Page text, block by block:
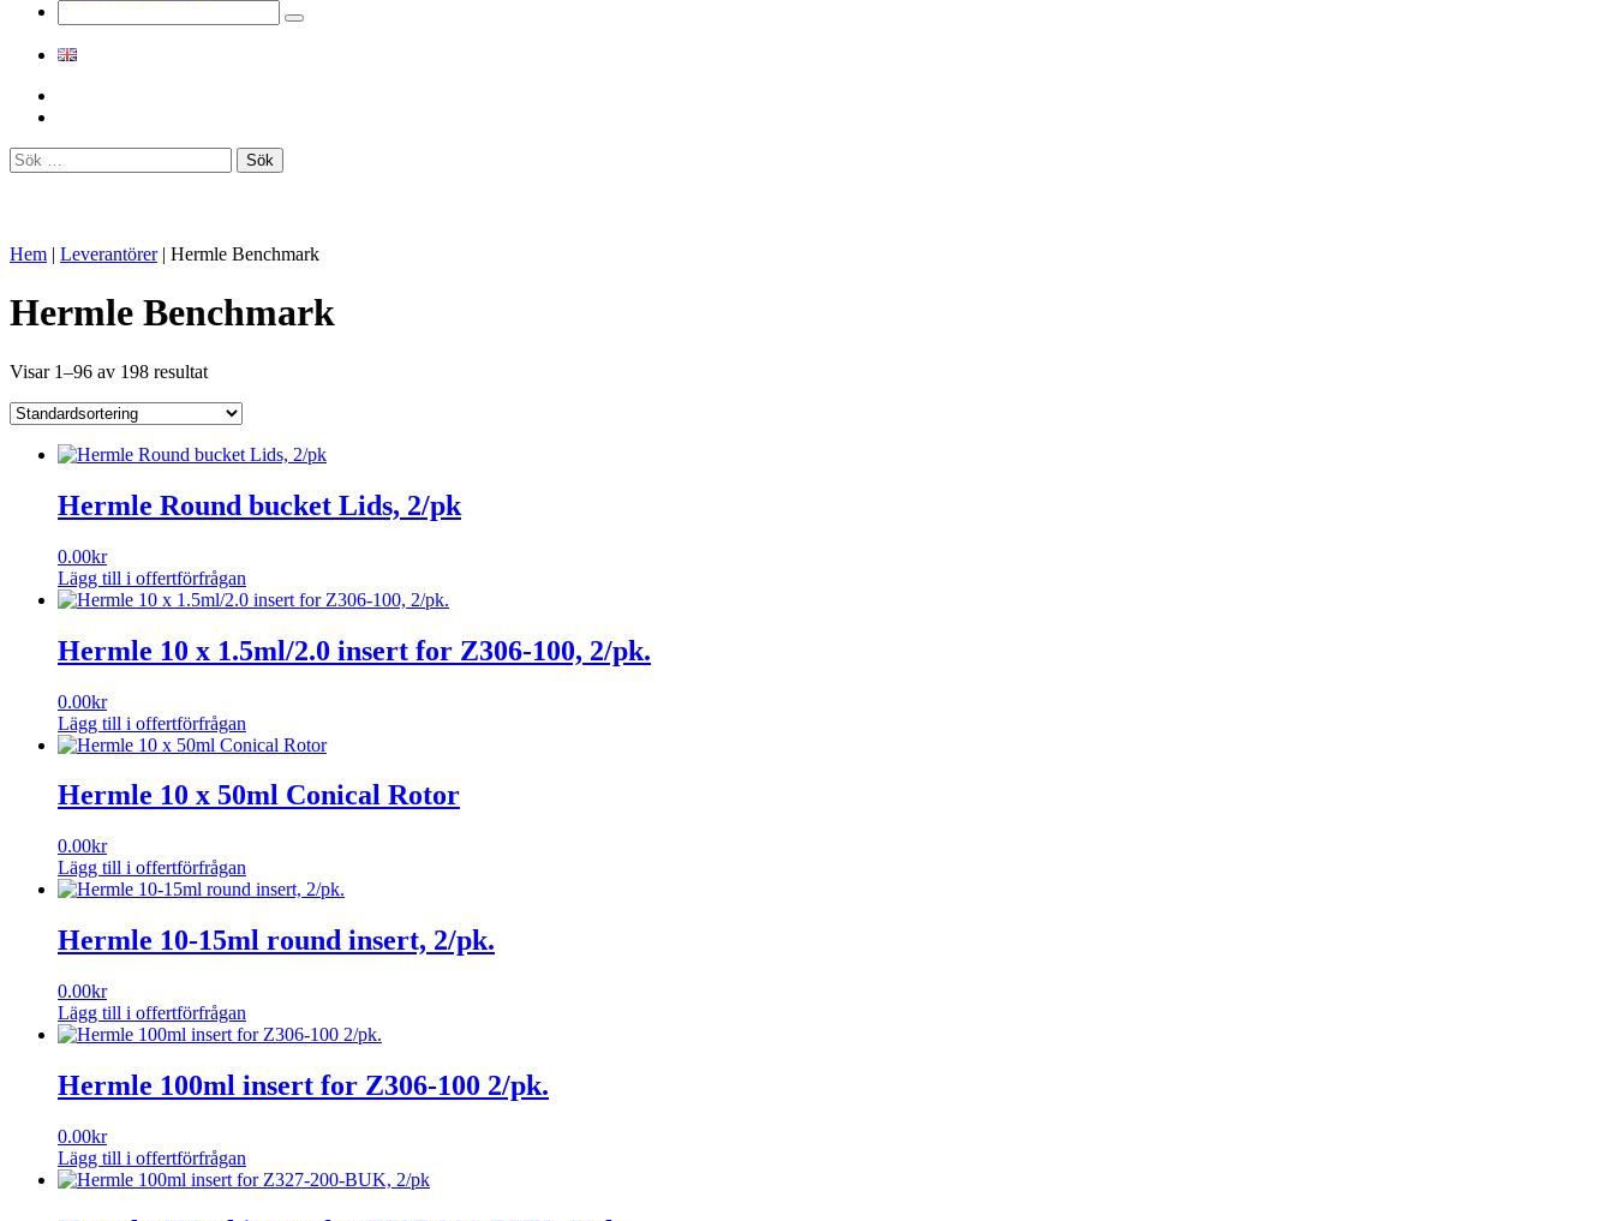
Sök
efter:
Hem | Leverantörer | Hermle Benchmark
Hermle Benchmark
Visar 1–96 av 198 resultat
Hermle Round bucket Lids, 2/pk
0.00kr
Lägg till i offertförfrågan
Hermle 10 x 1.5ml/2.0 insert for Z306-100, 2/pk.
0.00kr
Lägg till i offertförfrågan
Hermle 10 x 50ml Conical Rotor
0.00kr
Lägg till i offertförfrågan
Hermle 10-15ml round insert, 2/pk.
0.00kr
Lägg till i offertförfrågan
Hermle 100ml insert for Z306-100 2/pk.
0.00kr
Lägg till i offertförfrågan